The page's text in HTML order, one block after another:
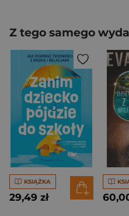
Z tego samego
KSIĄŻKA
29,49 zł